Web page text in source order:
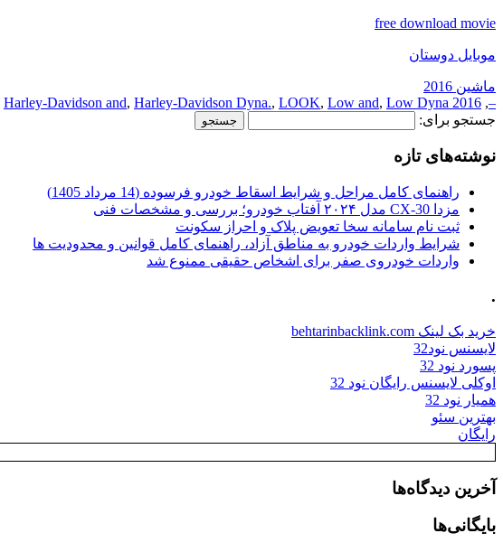
free download movie
موبایل دوستان
ماشین 2016
–
,
2016 and
Harley-Davidson and, Harley-Davidson Dyna., LOOK, Low and, Low Dyna.
جستجو برای:
نوشته‌های تازه
راهنمای کامل مراحل و شرایط اسقاط خودرو فرسوده (14 مرداد 1405)
مزدا CX-30 مدل ۲۰۲۴ آفتاب خودرو؛ بررسی و مشخصات فنی
ثبت نام سامانه سخا تعویض پلاک و احراز سکونت
شرایط واردات خودرو به مناطق آزاد، راهنمای کامل قوانین و محدودیت ها
واردات خودروی صفر برای اشخاص حقیقی ممنوع شد
.
خرید بک لینک behtarinbacklink.com
لایسنس نود32
پسورد نود 32
اوکلی لایسنس رایگان نود 32
همیار نود 32
بهترین سئو
رایگان
آخرین دیدگاه‌ها
بایگانی‌ها